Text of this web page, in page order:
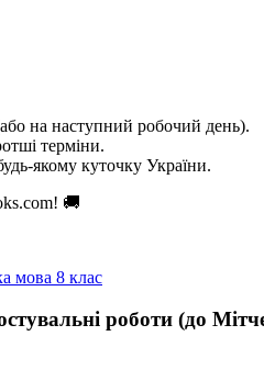
на наступний робочий день).
терміни.
якому куточку України.
🚚
мова 8 клас
роботи (до